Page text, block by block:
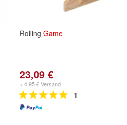
Rolling Game
23,09 €
+ 4,95 € Versand
1